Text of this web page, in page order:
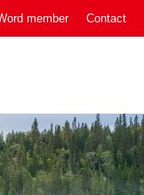
member Contact